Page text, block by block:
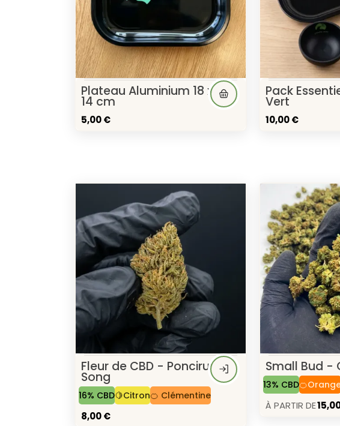
Plateau Aluminium 18 x
14 cm
5,00 €
Pack
Vert
10,00 €
Fleur de CBD - Poncirus
Song
16% CBD🍋Citron🍊 Clémentine
8,00 €
Small Bud -
13% CBD
À Partir de